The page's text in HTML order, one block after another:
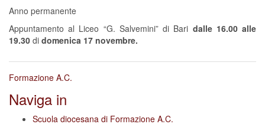
Anno permanente
Appuntamento al Liceo “G. Salvemini” di Bari dalle 16.00 alle
19.30 di domenica 17 novembre.
Formazione A.C.
Naviga in
Scuola diocesana di Formazione A.C.